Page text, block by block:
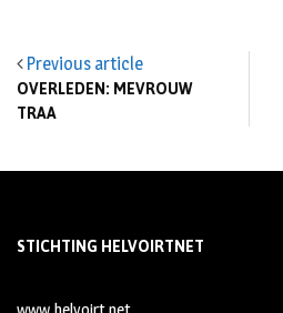
Previous article
OVERLEDEN: MEVROUW
TRAA
STICHTING HELVOIRTNET